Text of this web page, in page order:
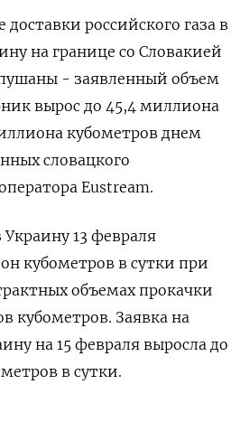
российского газа в
на границе со Словакией
- заявленный объем
вырос до 45,4 миллиона
кубометров днем
словацкого
Eustream.
Украину 13 февраля
кубометров в сутки при
объемах прокачки
кубометров. Заявка на
на 15 февраля выросла до
в сутки.